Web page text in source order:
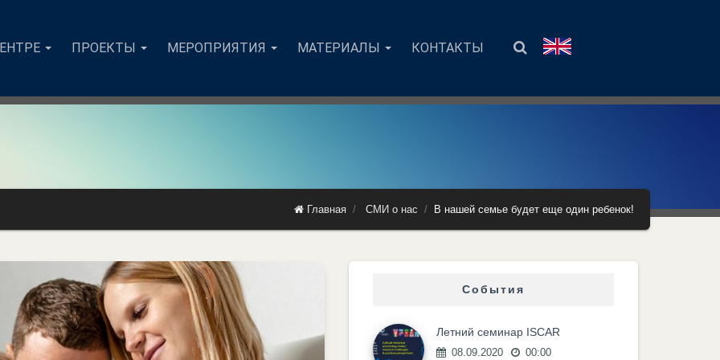
ПРОЕКТЫ МЕРОПРИЯТИЯ МАТЕРИАЛЫ КОНТАКТЫ
Главная СМИ о нас В нашей семье будет еще один ребенок!
События
Летний семинар ISCAR
08.09.2020 00:00